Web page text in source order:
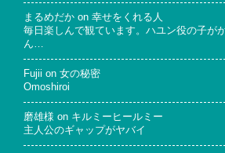
まるめだか on 幸せをくれる人
毎日楽しんで観ています。ハユン役の子が
ん…
Fujii on 女の秘密
Omoshiroi
磨雄様 on キルミーヒールミー
主人公のギャップがヤバイ